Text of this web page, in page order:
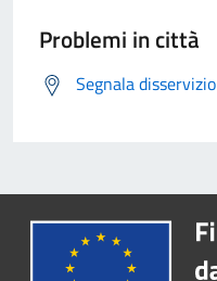
Problemi in città
Segnala disservizio